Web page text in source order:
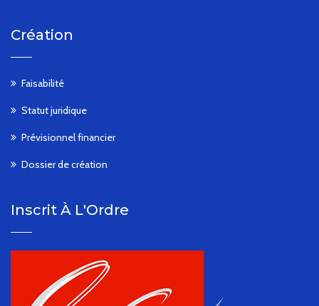
Création
Faisabilité
Statut juridique
Prévisionnel financier
Dossier de création
Inscrit À L'Ordre